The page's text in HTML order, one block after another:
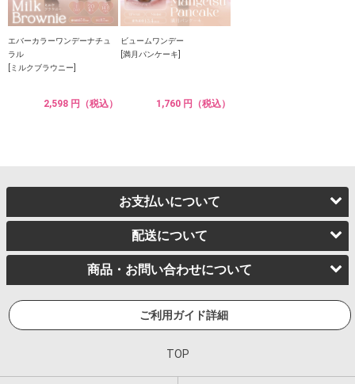
エバーカラーワンデーナチュ
ラル
[ミルクブラウニー]
2,598 円（税込）
ビュームワンデー
[満月パンケーキ]
1,760 円（税込）
お支払いについて
配送について
商品・お問い合わせについて
ご利用ガイド詳細
TOP